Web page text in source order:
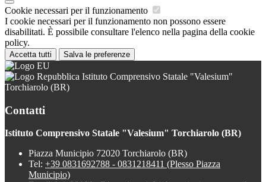
Cookie necessari per il funzionamento
I cookie necessari per il funzionamento non possono essere
disabilitati. È possibile consultare l'elenco nella pagina della cookie
policy.
Accetta tutti Salva le preferenze
Istituto Comprensivo Statale "Valesium"
Torchiarolo (BR)
Contatti
Istituto Comprensivo Statale "Valesium" Torchiarolo (BR)
Piazza Municipio 72020 Torchiarolo (BR)
Tel: +39 0831692788 - 0831218411 (Plesso Piazza
Municipio)